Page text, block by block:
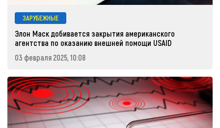
ЗАРУБЕЖНЫЕ
Элон Маск добивается закрытия американского
агентства по оказанию внешней помощи USAID
03 февраля 2025, 10:08